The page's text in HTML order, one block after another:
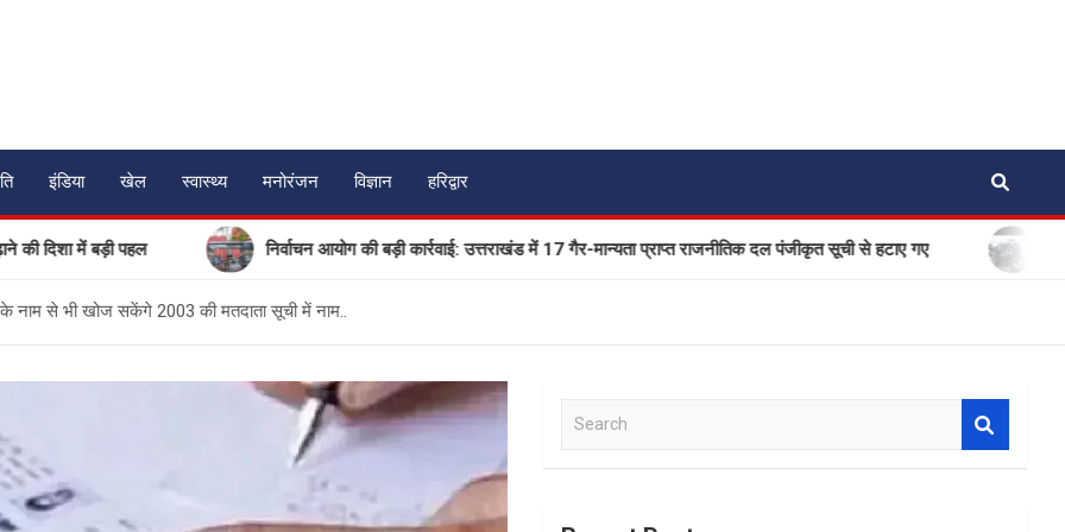
इंडिया खेल स्वास्थ्य मनोरंजन विज्ञान हरिद्वार
में बड़ी पहल निर्वाचन आयोग की बड़ी कार्रवाई: उत्तराखंड में 17 गैर-मान्यता प्राप्त राजनीतिक दल पंजीकृत सूची से हटाए गए एक बार
नाम से भी खोज सकेंगे 2003 की मतदाता सूची में नाम..
a